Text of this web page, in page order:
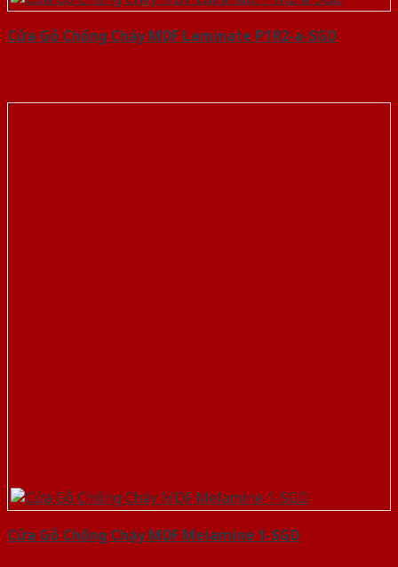
Cửa Gỗ Chống Cháy MDF Laminate P1R2-a-SGD
Cửa Gỗ Chống Cháy MDF Melamine 1-SGD